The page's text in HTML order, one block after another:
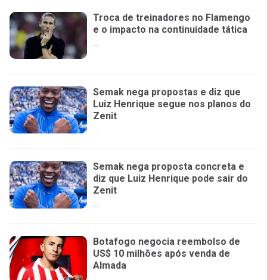
Troca de treinadores no Flamengo
e o impacto na continuidade tática
...
Semak nega propostas e diz que
Luiz Henrique segue nos planos do
Zenit
...
Semak nega proposta concreta e
diz que Luiz Henrique pode sair do
Zenit
...
Botafogo negocia reembolso de
US$ 10 milhões após venda de
Almada